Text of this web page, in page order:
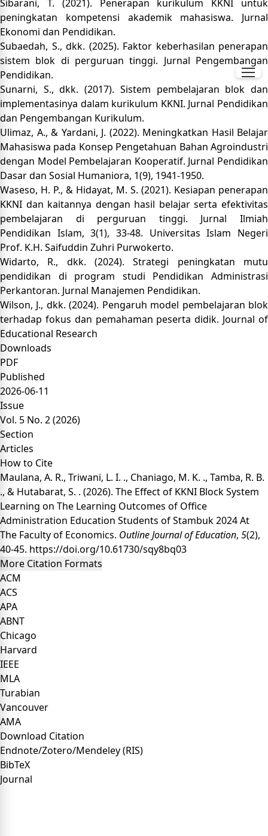
Sibarani, T. (2021). Penerapan kurikulum KKNI untuk
peningkatan kompetensi akademik mahasiswa. Jurnal
Ekonomi dan Pendidikan.
Subaedah, S., dkk. (2025). Faktor keberhasilan penerapan
sistem blok di perguruan tinggi. Jurnal Pengembangan
Pendidikan.
Sunarni, S., dkk. (2017). Sistem pembelajaran blok dan
implementasinya dalam kurikulum KKNI. Jurnal Pendidikan
dan Pengembangan Kurikulum.
Ulimaz, A., & Yardani, J. (2022). Meningkatkan Hasil Belajar
Mahasiswa pada Konsep Pengetahuan Bahan Agroindustri
dengan Model Pembelajaran Kooperatif. Jurnal Pendidikan
Dasar dan Sosial Humaniora, 1(9), 1941-1950.
Waseso, H. P., & Hidayat, M. S. (2021). Kesiapan penerapan
KKNI dan kaitannya dengan hasil belajar serta efektivitas
pembelajaran di perguruan tinggi. Jurnal Ilmiah
Pendidikan Islam, 3(1), 33-48. Universitas Islam Negeri
Prof. K.H. Saifuddin Zuhri Purwokerto.
Widarto, R., dkk. (2024). Strategi peningkatan mutu
pendidikan di program studi Pendidikan Administrasi
Perkantoran. Jurnal Manajemen Pendidikan.
Wilson, J., dkk. (2024). Pengaruh model pembelajaran blok
terhadap fokus dan pemahaman peserta didik. Journal of
Educational Research
Downloads
PDF
Published
2026-06-11
Issue
Vol. 5 No. 2 (2026)
Section
Articles
How to Cite
Maulana, A. R., Triwani, L. I. ., Chaniago, M. K. ., Tamba, R. B.
., & Hutabarat, S. . (2026). The Effect of KKNI Block System
Learning on The Learning Outcomes of Office
Administration Education Students of Stambuk 2024 At
The Faculty of Economics. Outline Journal of Education, 5(2),
40-45. https://doi.org/10.61730/sqy8bq03
More Citation Formats
ACM
ACS
APA
ABNT
Chicago
Harvard
IEEE
MLA
Turabian
Vancouver
AMA
Download Citation
Endnote/Zotero/Mendeley (RIS)
BibTeX
Journal